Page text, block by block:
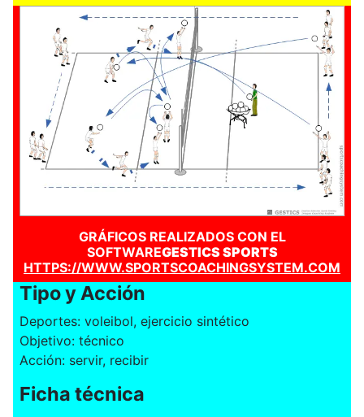
GRÁFICOS REALIZADOS CON EL
SOFTWAREGESTICS SPORTS
HTTPS://WWW.SPORTSCOACHINGSYSTEM.COM
Tipo y Acción
Deportes: voleibol, ejercicio sintético
Objetivo: técnico
Acción: servir, recibir
Ficha técnica